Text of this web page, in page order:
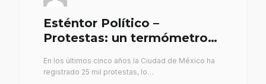
Esténtor Político –
Protestas: un termómetro
En los últimos cinco años la Ciudad de México ha
registrado 25 mil protestas, lo…